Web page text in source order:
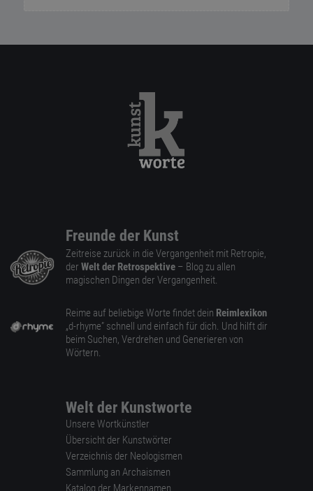
Freunde der Kunst
Zeitreise zurück in die Vergangenheit mit Retropie,
der Welt der Retrospektive – Blog zu allen
magischen Dingen der Vergangenheit.
Reime auf beliebige Worte findet dein Reimlexikon
„d-rhyme” schnell und einfach für dich. Und hilft dir
beim Suchen, Verdrehen und Generieren von
Wörtern.
Welt der Kunstworte
Unsere Wortkünstler
Übersicht der Kunstwörter
Verzeichnis der Neologismen
Sammlung an Archaismen
Katalog der Markennamen